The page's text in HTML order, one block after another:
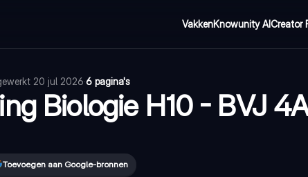
VakkenKnowunity AICreator
20 jul 2026·6 pagina's
Biologie H10 - BVJ
Toevoegen aan Google-bronnen